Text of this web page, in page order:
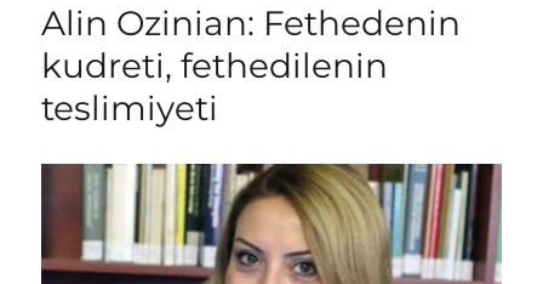
Alin Ozinian: Fethedenin
kudreti, fethedilenin
teslimiyeti